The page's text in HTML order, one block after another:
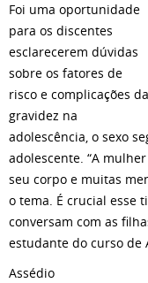
Foi uma oportunidade
para os discentes
esclarecerem dúvidas
sobre os fatores de
risco e complicações da
gravidez na
adolescência, o sexo
adolescente. “A
seu corpo e muitas
o tema. É crucial esse
conversam com as
estudante do curso de
Assédio